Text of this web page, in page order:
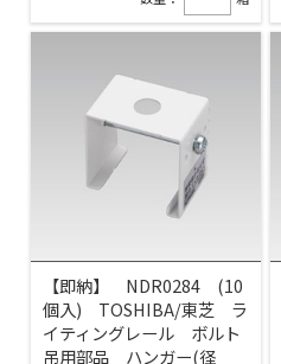
【即納】 NDR0284 (10
個入) TOSHIBA/東芝 ラ
イティングレール ボルト
吊用部品 ハンガー(径